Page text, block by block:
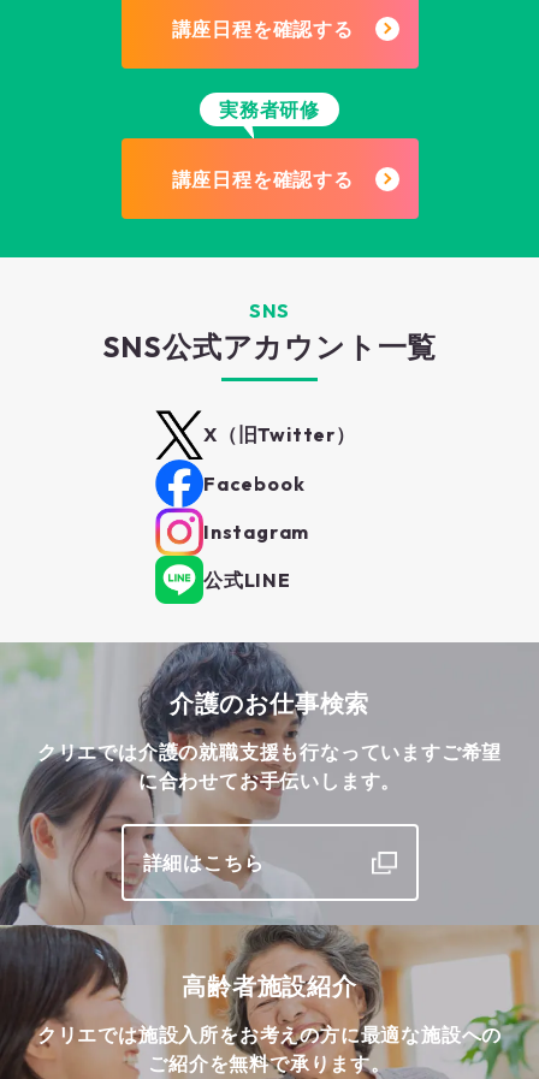
講座日程を確認する
実務者研修
講座日程を確認する
SNS
SNS公式アカウント一覧
公式LINE
Instagram
Facebook
X（旧Twitter）
介護のお仕事検索
クリエでは介護の就職支援も行なっていますご希望
に合わせてお手伝いします。
詳細はこちら
高齢者施設紹介
クリエでは施設入所をお考えの方に最適な施設への
ご紹介を無料で承ります。